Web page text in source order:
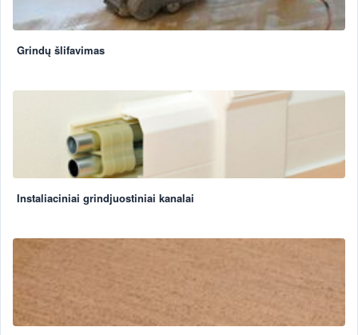
Grindų šlifavimas
Instaliaciniai grindjuostiniai kanalai